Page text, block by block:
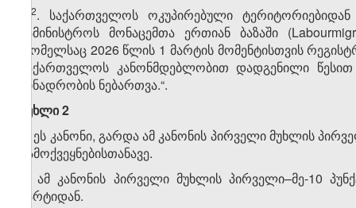
​2. საქართველოს ოკუპირებული
სამინისტროს მონაცემთა ერთიან ბაზაში
რომელსაც 2026 წლის 1 მარტის მომენტისთვის
საქართველოს კანონმდებლობით დადგენილი
ბინადრობის ნებართვა.“.
მუხლი 2
1. ეს კანონი, გარდა ამ კანონის პირველი მუხლის
გამოქვეყნებისთანავე.
2. ამ კანონის პირველი მუხლის პირველი–მე-10
მარტიდან.